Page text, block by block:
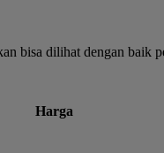
bisa dilihat dengan baik
Harga